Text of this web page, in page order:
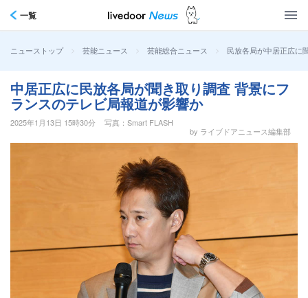
一覧
ニューストップ > 芸能ニュース > 芸能総合ニュース > 民放各局が中居正広に
中居正広に民放各局が聞き取り調査 背景にフ
ランスのテレビ局報道が影響か
2025年1月13日 15時30分
写真：Smart FLASH
by ライブドアニュース編集部